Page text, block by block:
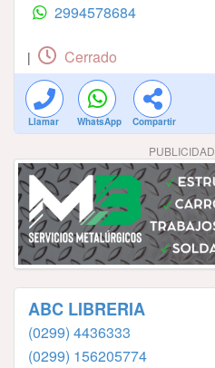
2994578684
| Cerrado
Llamar WhatsApp Compartir
PUBLICIDAD
ABC LIBRERIA
(0299) 4436333
(0299) 156205774